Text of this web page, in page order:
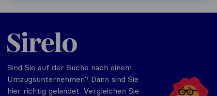
Sirelo.at
Sind Sie auf der Suche nach einem
Umzugsunternehmen? Dann sind Sie
hier richtig gelandet. Vergleichen Sie